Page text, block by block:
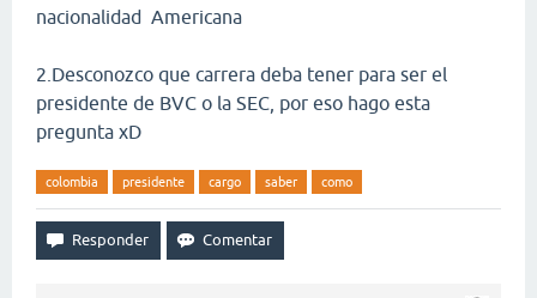
nacionalidad Americana
2.Desconozco que carrera deba tener para ser el
presidente de BVC o la SEC, por eso hago esta
pregunta xD
colombia presidente cargo saber como